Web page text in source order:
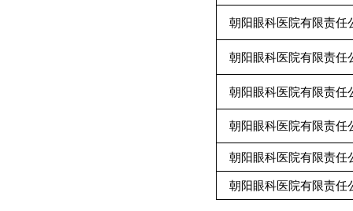
朝阳眼科医院有限责任
朝阳眼科医院有限责任
朝阳眼科医院有限责任
朝阳眼科医院有限责任
朝阳眼科医院有限责任
朝阳眼科医院有限责任